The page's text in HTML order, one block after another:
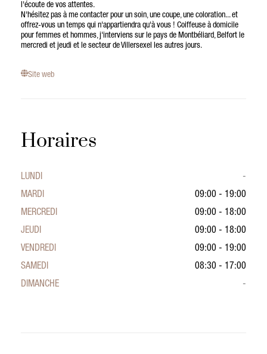
l'écoute de vos attentes.
N'hésitez pas à me contacter pour un soin, une coupe, une coloration... et
offrez-vous un temps qui n'appartiendra qu'à vous ! Coiffeuse à domicile
pour femmes et hommes, j'interviens sur le pays de Montbéliard, Belfort le
mercredi et jeudi et le secteur de Villersexel les autres jours.
Site web
Horaires
LUNDI
-
MARDI
09:00 - 19:00
MERCREDI
09:00 - 18:00
JEUDI
09:00 - 18:00
VENDREDI
09:00 - 19:00
SAMEDI
08:30 - 17:00
DIMANCHE
-